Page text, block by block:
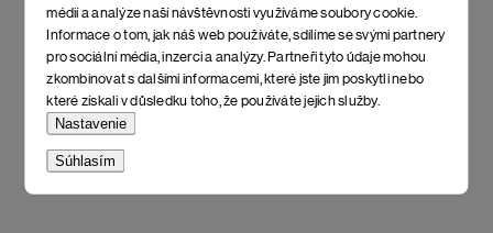
médií a analýze naší návštěvnosti využíváme soubory cookie.
Informace o tom, jak náš web používáte, sdílíme se svými partnery
pro sociální média, inzerci a analýzy. Partneři tyto údaje mohou
zkombinovat s dalšími informacemi, které jste jim poskytli nebo
které získali v důsledku toho, že používáte jejich služby.
Nastavenie
Súhlasím